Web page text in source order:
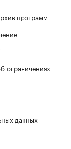
программ
ограничениях
данных